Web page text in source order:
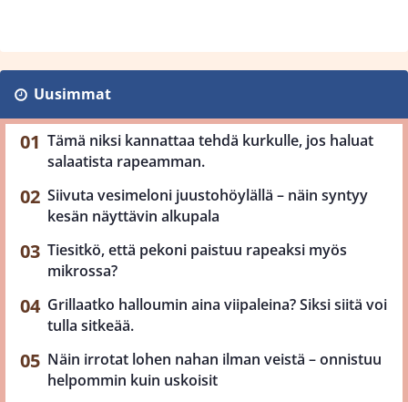
Uusimmat
Tämä niksi kannattaa tehdä kurkulle, jos haluat
salaatista rapeamman.
Siivuta vesimeloni juustohöylällä – näin syntyy
kesän näyttävin alkupala
Tiesitkö, että pekoni paistuu rapeaksi myös
mikrossa?
Grillaatko halloumin aina viipaleina? Siksi siitä voi
tulla sitkeää.
Näin irrotat lohen nahan ilman veistä – onnistuu
helpommin kuin uskoisit